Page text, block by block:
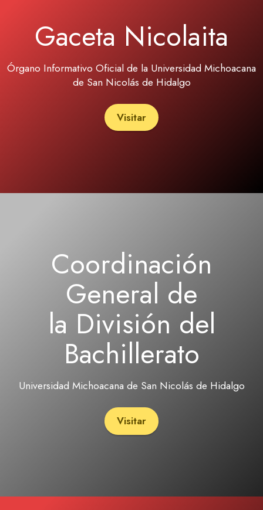
Gaceta Nicolaita
Órgano Informativo Oficial de la Universidad Michoacana
de San Nicolás de Hidalgo
Visitar
Coordinación
General de
la División del
Bachillerato
Universidad Michoacana de San Nicolás de Hidalgo
Visitar